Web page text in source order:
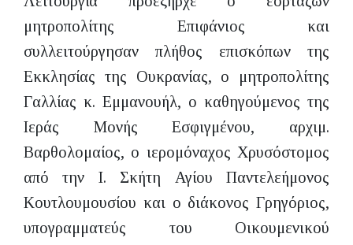
μητροπολίτης Επιφάνιος και
συλλειτούργησαν πλήθος επισκόπων της
Εκκλησίας της Ουκρανίας, ο μητροπολίτης
Γαλλίας κ. Εμμανουήλ, ο καθηγούμενος της
Ιεράς Μονής Εσφιγμένου, αρχιμ.
Βαρθολομαίος, ο ιερομόναχος Χρυσόστομος
από την Ι. Σκήτη Αγίου Παντελεήμονος
Κουτλουμουσίου και ο διάκονος Γρηγόριος,
υπογραμματεύς του Οικουμενικού